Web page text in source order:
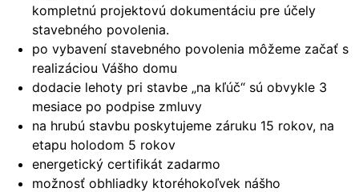
kompletnú projektovú dokumentáciu pre účely
stavebného povolenia.
po vybavení stavebného povolenia môžeme začať s
realizáciou Vášho domu
dodacie lehoty pri stavbe „na kľúč“ sú obvykle 3
mesiace po podpise zmluvy
na hrubú stavbu poskytujeme záruku 15 rokov, na
etapu holodom 5 rokov
energetický certifikát zadarmo
možnosť obhliadky ktoréhokoľvek nášho